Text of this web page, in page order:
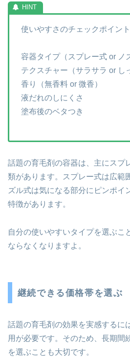
使いやすさのチェックポイント
容器タイプ（スプレー式 or ノ
テクスチャー（サラサラ or し
香り（無香料 or 微香）
液だれのしにくさ
塗布後のベタつき
話題の育毛剤の容器は、主にスプ
類があります。スプレー式は広範
ズル式は気になる部分にピンポイ
特徴があります。
自分の使いやすいタイプを選ぶこ
ならなくなりますよ。
継続できる価格帯を選ぶ
話題の育毛剤の効果を実感するに
用が必要です。そのため、長期間
を選ぶことも大切です。